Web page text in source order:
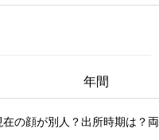
年間
の顔が別人？出所時期は？両